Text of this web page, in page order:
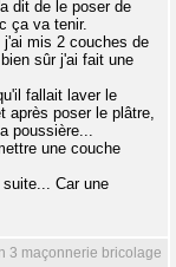
dit de le poser de
ça va tenir.
j'ai mis 2 couches de
sûr j'ai fait une
fallait laver le
après poser le plâtre,
poussière...
une couche
Car une
3 maçonnerie bricolage